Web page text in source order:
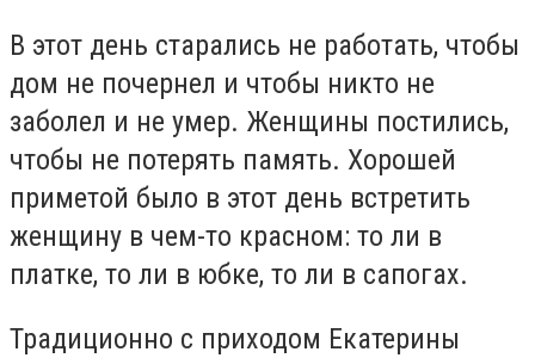
В этот день старались не работать, чтобы
дом не почернел и чтобы никто не
заболел и не умер. Женщины постились,
чтобы не потерять память. Хорошей
приметой было в этот день встретить
женщину в чем-то красном: то ли в
платке, то ли в юбке, то ли в сапогах.
Традиционно с приходом Екатерины